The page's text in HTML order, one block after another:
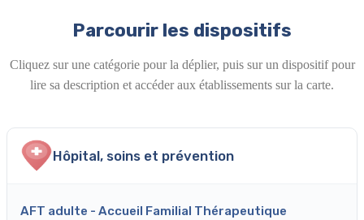
Parcourir les dispositifs
Cliquez sur une catégorie pour la déplier, puis sur un dispositif pour
lire sa description et accéder aux établissements sur la carte.
Hôpital, soins et prévention
AFT adulte - Accueil Familial Thérapeutique